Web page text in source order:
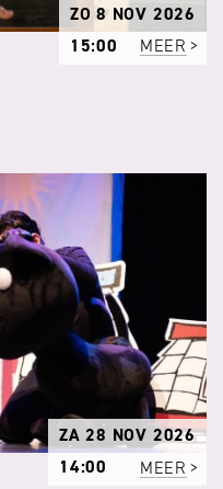
ZO 8 NOV 2026
15:00
MEER
ZA 28 NOV 2026
14:00
MEER